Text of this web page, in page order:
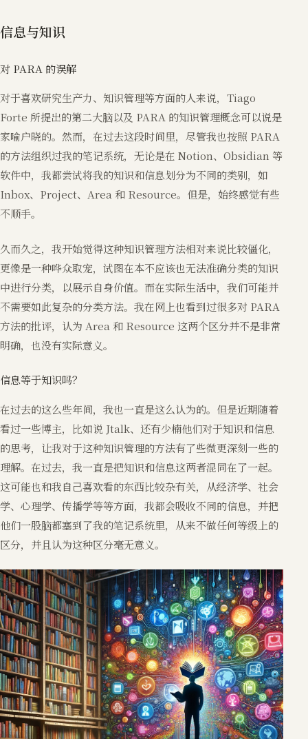
信息与知识
对 PARA 的误解
对于喜欢研究生产力、知识管理等方面的人来说，Tiago
Forte 所提出的第二大脑以及 PARA 的知识管理概念可以说是
家喻户晓的。然而，在过去这段时间里，尽管我也按照 PARA
的方法组织过我的笔记系统，无论是在 Notion、Obsidian 等
软件中，我都尝试将我的知识和信息划分为不同的类别，如
Inbox、Project、Area 和 Resource。但是，始终感觉有些
不顺手。
久而久之，我开始觉得这种知识管理方法相对来说比较僵化，
更像是一种哗众取宠，试图在本不应该也无法准确分类的知识
中进行分类，以展示自身价值。而在实际生活中，我们可能并
不需要如此复杂的分类方法。我在网上也看到过很多对 PARA
方法的批评，认为 Area 和 Resource 这两个区分并不是非常
明确，也没有实际意义。
信息等于知识吗？
在过去的这么些年间，我也一直是这么认为的。但是近期随着
看过一些博主，比如说 Jtalk、还有少楠他们对于知识和信息
的思考，让我对于这种知识管理的方法有了些微更深刻一些的
理解。在过去，我一直是把知识和信息这两者混同在了一起。
这可能也和我自己喜欢看的东西比较杂有关，从经济学、社会
学、心理学、传播学等等方面，我都会吸收不同的信息，并把
他们一股脑都塞到了我的笔记系统里，从来不做任何等级上的
区分，并且认为这种区分毫无意义。